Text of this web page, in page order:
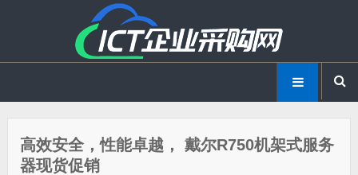
高效安全，性能卓越， 戴尔R750机架式服务
器现货促销